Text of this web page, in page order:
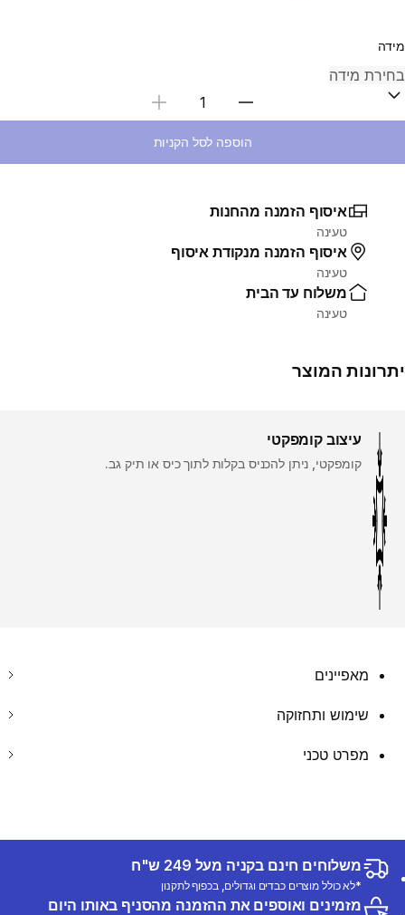
מידה
בחירת כמות
הוספה לסל הקניות
איסוף הזמנה מהחנות
טעינה
איסוף הזמנה מנקודת איסוף
טעינה
משלוח עד הבית
טעינה
יתרונות המוצר
עיצוב קומפקטי
קומפקטי, ניתן להכניס בקלות לתוך כיס או תיק גב.
מאפיינים
שימוש ותחזוקה
מפרט טכני
משלוחים חינם בקניה מעל 249 ש"ח
*לא כולל מוצרים כבדים וגדולים, בכפוף לתקנון
מזמינים ואוספים את ההזמנה מהסניף באותו היום